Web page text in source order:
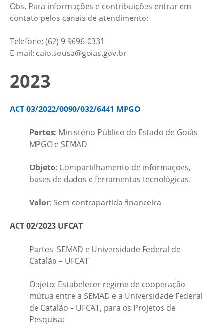
Obs. Para informações e contribuições entrar em
contato pelos canais de atendimento:
Telefone: (62) 9 9696-0331
E-mail: caio.sousa@goias.gov.br
2023
ACT 03/2022/0090/032/6441 MPGO
Partes: Ministério Público do Estado de Goiás
MPGO e SEMAD
Objeto: Compartilhamento de informações,
bases de dados e ferramentas tecnológicas.
Valor: Sem contrapartida financeira
ACT 02/2023 UFCAT
Partes: SEMAD e Universidade Federal de
Catalão – UFCAT
Objeto: Estabelecer regime de cooperação
mútua entre a SEMAD e a Universidade Federal
de Catalão – UFCAT, para os Projetos de
Pesquisa: